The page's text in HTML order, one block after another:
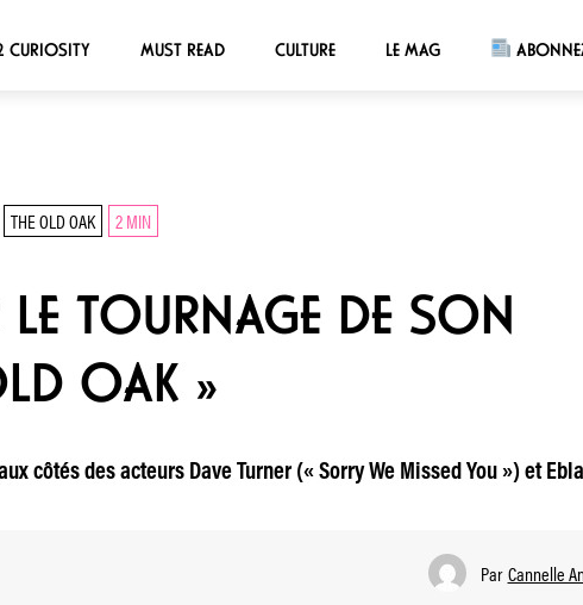
CURIOSITY MUST READ CULTURE LE MAG
THE OLD OAK 2 MIN
LE TOURNAGE DE SON
OAK »
côtés des acteurs Dave Turner (« Sorry We Missed You ») et
Par Cannelle